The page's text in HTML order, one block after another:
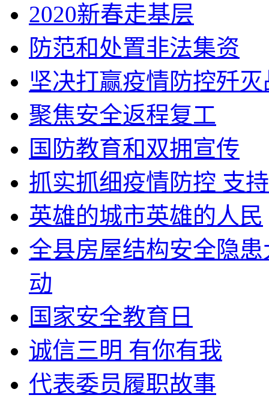
2020新春走基层
防范和处置非法集资
坚决打赢疫情防控歼灭
聚焦安全返程复工
国防教育和双拥宣传
抓实抓细疫情防控 支
英雄的城市英雄的人民
全县房屋结构安全隐
动
国家安全教育日
诚信三明 有你有我
代表委员履职故事